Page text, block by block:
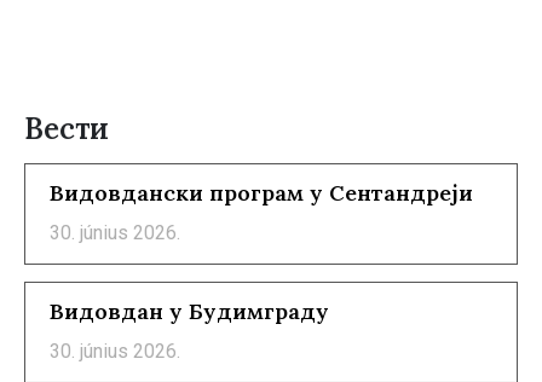
Вести
Видовдански програм у Сентандреји
30. június 2026.
Видовдан у Будимграду
30. június 2026.